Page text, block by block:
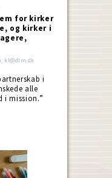
for kirker
og kirker i
kl@dlm.dk
i
alle
i mission.”